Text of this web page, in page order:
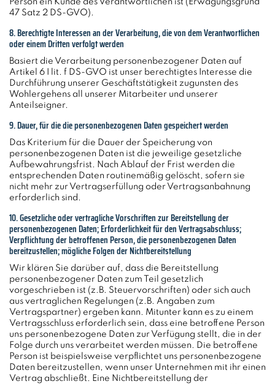
47 Satz 2 DS-GVO).
8. Berechtigte Interessen an der Verarbeitung, die von dem Verantwortlichen
oder einem Dritten verfolgt werden
Basiert die Verarbeitung personenbezogener Daten auf
Artikel 6 I lit. f DS-GVO ist unser berechtigtes Interesse die
Durchführung unserer Geschäftstätigkeit zugunsten des
Wohlergehens all unserer Mitarbeiter und unserer
Anteilseigner.
9. Dauer, für die die personenbezogenen Daten gespeichert werden
Das Kriterium für die Dauer der Speicherung von
personenbezogenen Daten ist die jeweilige gesetzliche
Aufbewahrungsfrist. Nach Ablauf der Frist werden die
entsprechenden Daten routinemäßig gelöscht, sofern sie
nicht mehr zur Vertragserfüllung oder Vertragsanbahnung
erforderlich sind.
10. Gesetzliche oder vertragliche Vorschriften zur Bereitstellung der
personenbezogenen Daten; Erforderlichkeit für den Vertragsabschluss;
Verpflichtung der betroffenen Person, die personenbezogenen Daten
bereitzustellen; mögliche Folgen der Nichtbereitstellung
Wir klären Sie darüber auf, dass die Bereitstellung
personenbezogener Daten zum Teil gesetzlich
vorgeschrieben ist (z.B. Steuervorschriften) oder sich auch
aus vertraglichen Regelungen (z.B. Angaben zum
Vertragspartner) ergeben kann. Mitunter kann es zu einem
Vertragsschluss erforderlich sein, dass eine betroffene Person
uns personenbezogene Daten zur Verfügung stellt, die in der
Folge durch uns verarbeitet werden müssen. Die betroffene
Person ist beispielsweise verpflichtet uns personenbezogene
Daten bereitzustellen, wenn unser Unternehmen mit ihr einen
Vertrag abschließt. Eine Nichtbereitstellung der